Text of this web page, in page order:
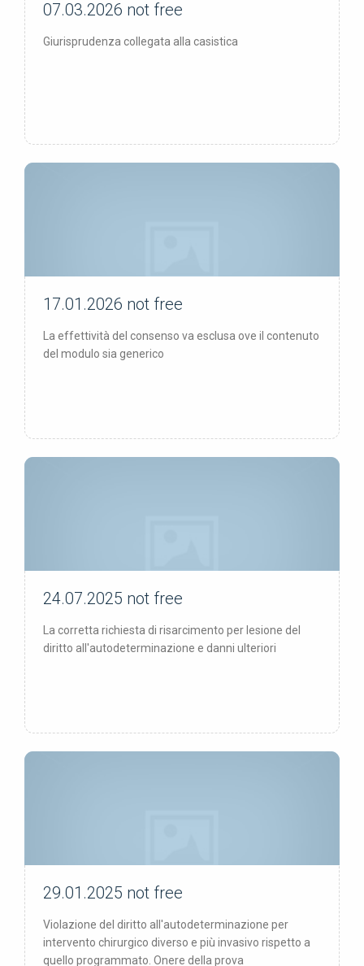
not free
07.03.2026 not free
Giurisprudenza collegata alla casistica
not free
17.01.2026 not free
La effettività del consenso va esclusa ove il contenuto
del modulo sia generico
not free
24.07.2025 not free
La corretta richiesta di risarcimento per lesione del
diritto all'autodeterminazione e danni ulteriori
not free
29.01.2025 not free
Violazione del diritto all'autodeterminazione per
intervento chirurgico diverso e più invasivo rispetto a
quello programmato. Onere della prova